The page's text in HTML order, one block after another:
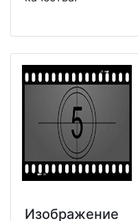
Изображение